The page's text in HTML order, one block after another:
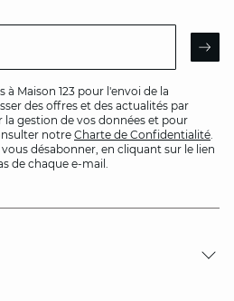
à Maison 123 pour l'envoi de la
des offres et des actualités par
la gestion de vos données et pour
notre Charte de Confidentialité.
désabonner, en cliquant sur le lien
de chaque e-mail.